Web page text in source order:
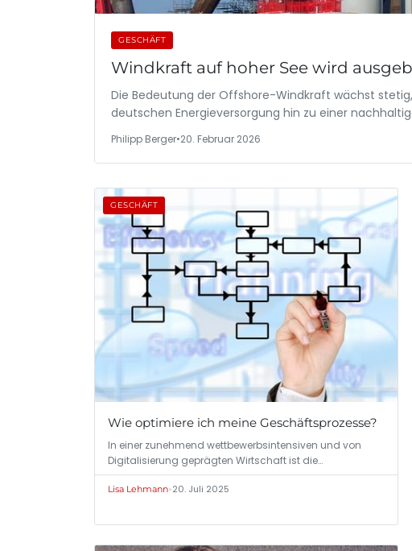
GESCHÄFT
Windkraft auf hoher See wird
Die Bedeutung der Offshore-Windkraft wächst
deutschen Energieversorgung hin zu einer
Philipp Berger•20. Februar 2026
GESCHÄFT
Wie optimiere ich meine Geschäftsprozesse?
In einer zunehmend wettbewerbsintensiven und von
Digitalisierung geprägten Wirtschaft ist die…
Lisa Lehmann•20. Juli 2025